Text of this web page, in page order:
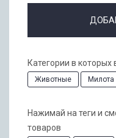
Категории в
Животные Милота
Нажимай на теги и
товаров